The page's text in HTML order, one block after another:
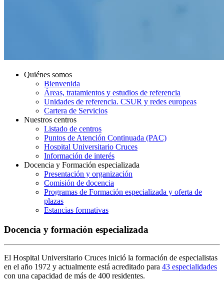
Quiénes somos
Bienvenida
Áreas, tratamientos y estudios de referencia
Unidades de referencia. CSUR y redes europeas
Cartera de Servicios
Nuestros centros
Listado de centros
Puntos de Atención Continuada (PAC)
Hospital Universitario Cruces
Información de interés
Docencia y Formación especializada
Presentación y organización
Comisión de docencia
Programas de Formación especializada y oferta de
plazas
Estancias formativas
Docencia y formación especializada
El Hospital Universitario Cruces inició la formación de especialistas
en el año 1972 y actualmente está acreditado para 43 especialidades
con una capacidad de más de 400 residentes.